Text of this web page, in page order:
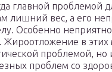
главной проблемой
лишний вес, а его
Особенно
Жироотложение в этих
проблемой,
проблем со